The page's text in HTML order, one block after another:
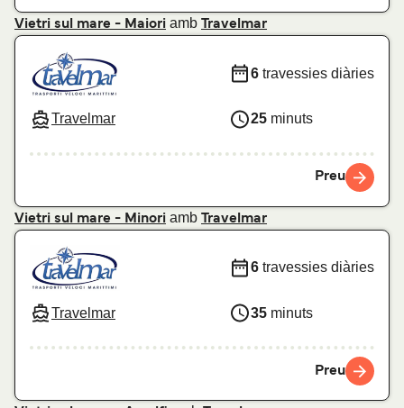
Vietri sul mare - Maiori amb Travelmar
Travelmar
6 travessies diàries
25 minuts
Preu
Vietri sul mare - Minori amb Travelmar
Travelmar
6 travessies diàries
35 minuts
Preu